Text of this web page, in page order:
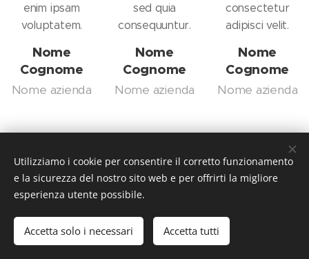
enim ipsam
voluptatem.
Nome
Cognome
Nome azienda
sed quia
consequuntur.
Nome
Cognome
Nome azienda
consectetur
adipisci velit.
Nome
Cognome
Nome azienda
©AI M.O Studio 2025 | Tutti i diritti riservati
fioremobili.it P.I 07102000820 COD REA 437073
Utilizziamo i cookie per consentire il corretto funzionamento
e la sicurezza del nostro sito web e per offrirti la migliore
esperienza utente possibile.
Accetta solo i necessari Accetta tutti